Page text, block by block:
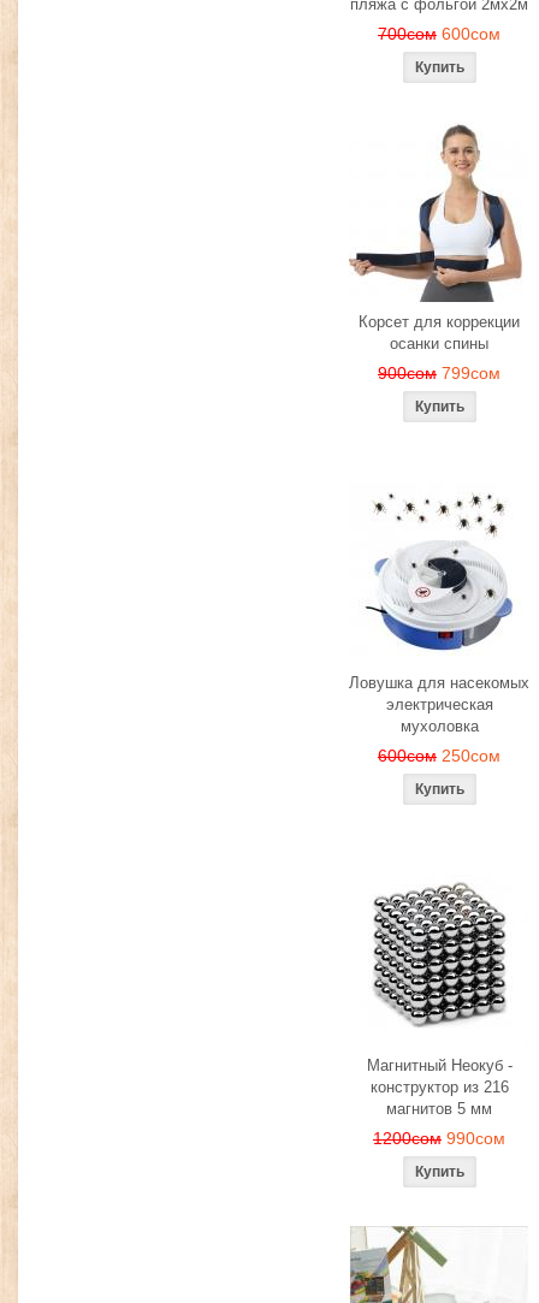
пляжа с фольгой 2мх2м
700сом 600сом
Корсет для коррекции
осанки спины
900сом 799сом
Ловушка для насекомых
электрическая
мухоловка
600сом 250сом
Магнитный Неокуб -
конструктор из 216
магнитов 5 мм
1200сом 990сом